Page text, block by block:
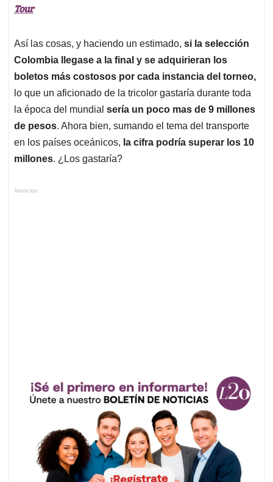
Tour
Así las cosas, y haciendo un estimado, si la selección
Colombia llegase a la final y se adquirieran los
boletos más costosos por cada instancia del torneo,
lo que un aficionado de la tricolor gastaría durante toda
la época del mundial sería un poco mas de 9 millones
de pesos. Ahora bien, sumando el tema del transporte
en los países oceánicos, la cifra podría superar los 10
millones. ¿Los gastaría?
Anuncios.